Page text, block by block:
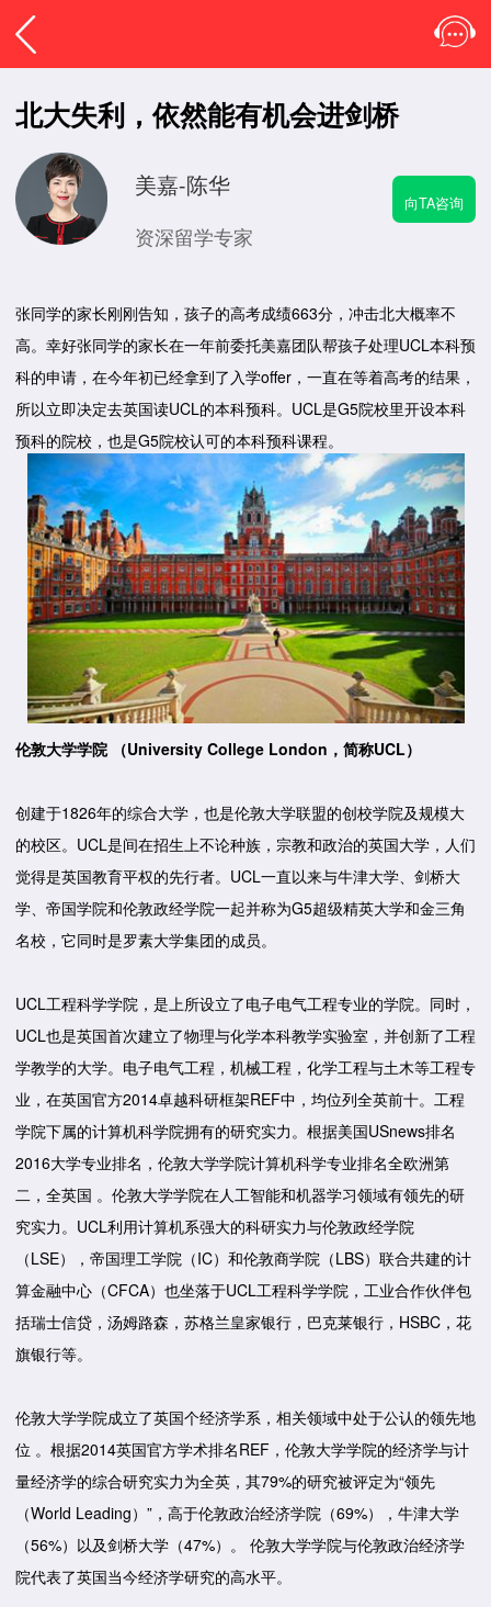
北大失利，依然能有机会进剑桥
美嘉-陈华
资深留学专家
向TA咨询
张同学的家长刚刚告知，孩子的高考成绩663分，冲击北大概率不
高。幸好张同学的家长在一年前委托美嘉团队帮孩子处理UCL本科预
科的申请，在今年初已经拿到了入学offer，一直在等着高考的结果，
所以立即决定去英国读UCL的本科预科。UCL是G5院校里开设本科
预科的院校，也是G5院校认可的本科预科课程。
伦敦大学学院 （University College London，简称UCL）
创建于1826年的综合大学，也是伦敦大学联盟的创校学院及规模大
的校区。UCL是间在招生上不论种族，宗教和政治的英国大学，人们
觉得是英国教育平权的先行者。UCL一直以来与牛津大学、剑桥大
学、帝国学院和伦敦政经学院一起并称为G5超级精英大学和金三角
名校，它同时是罗素大学集团的成员。
UCL工程科学学院，是上所设立了电子电气工程专业的学院。同时，
UCL也是英国首次建立了物理与化学本科教学实验室，并创新了工程
学教学的大学。电子电气工程，机械工程，化学工程与土木等工程专
业，在英国官方2014卓越科研框架REF中，均位列全英前十。工程
学院下属的计算机科学院拥有的研究实力。根据美国USnews排名
2016大学专业排名，伦敦大学学院计算机科学专业排名全欧洲第
二，全英国 。伦敦大学学院在人工智能和机器学习领域有领先的研
究实力。UCL利用计算机系强大的科研实力与伦敦政经学院
（LSE），帝国理工学院（IC）和伦敦商学院（LBS）联合共建的计
算金融中心（CFCA）也坐落于UCL工程科学学院，工业合作伙伴包
括瑞士信贷，汤姆路森，苏格兰皇家银行，巴克莱银行，HSBC，花
旗银行等。
伦敦大学学院成立了英国个经济学系，相关领域中处于公认的领先地
位 。根据2014英国官方学术排名REF，伦敦大学学院的经济学与计
量经济学的综合研究实力为全英，其79%的研究被评定为“领先
（World Leading）”，高于伦敦政治经济学院（69%），牛津大学
（56%）以及剑桥大学（47%）。 伦敦大学学院与伦敦政治经济学
院代表了英国当今经济学研究的高水平。